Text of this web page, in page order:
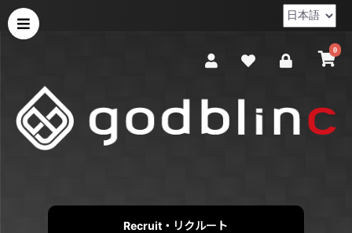
0
Recruit・リクルート